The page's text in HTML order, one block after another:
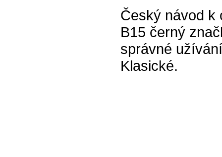
Český návod k
B15 černý
správné
Klasické.